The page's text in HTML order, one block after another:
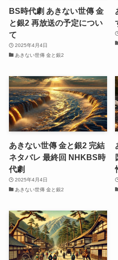
BS時代劇 あきない世傳 金
と銀2 再放送の予定につい
て
2025年4月4日
あきない世傳 金と銀2
あきない世傳 金と銀2 完結
ネタバレ 最終回 NHKBS時
代劇
2025年4月4日
あきない世傳 金と銀2